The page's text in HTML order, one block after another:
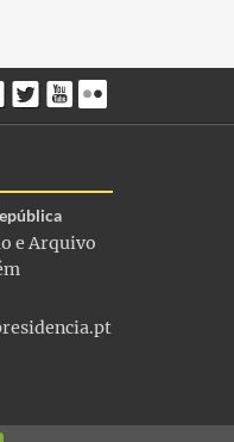
e Arquivo